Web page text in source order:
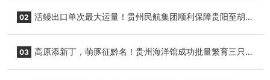
02 活鳗出口单次最大运量！贵州民航集团顺利保障贵阳至胡
03 高原添新丁，萌豚征黔名！贵州海洋馆成功批量繁育三只